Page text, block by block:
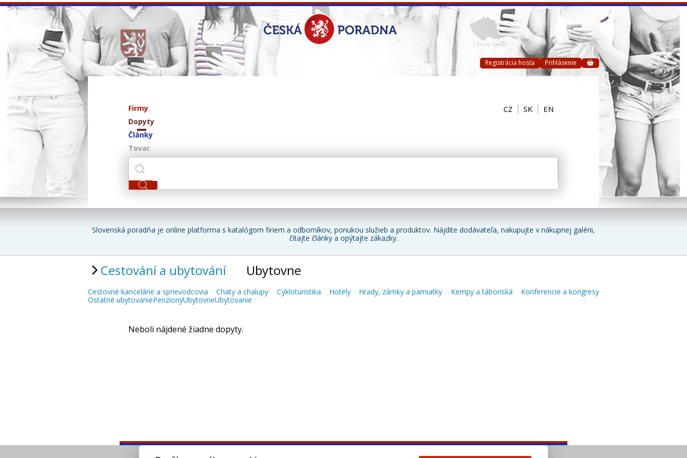
Registrácia hosťa Prihlásenie
Firmy
Dopyty
Články
Tovar
CZ SK EN
Slovenská poradňa je online platforma s katalógom firiem a odborníkov, ponukou služieb a produktov. Nájdite dodávateľa, nakupujte v nákupnej galérii,
čítajte články a opýtajte zákazky.
Cestování a ubytování Ubytovne
Cestovné kancelárie a sprievodcovia Chaty a chalupy Cykloturistika Hotely Hrady, zámky a pamiatky Kempy a táboriská
Konferencie a kongresy
Ostatné ubytovaniePenzionyUbytovneUbytovanie
Neboli nájdené žiadne dopyty.